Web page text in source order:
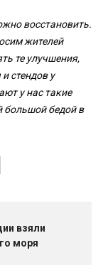
восстановить.
жителей
те улучшения,
стендов у
у нас такие
большой бедой в
взяли
моря